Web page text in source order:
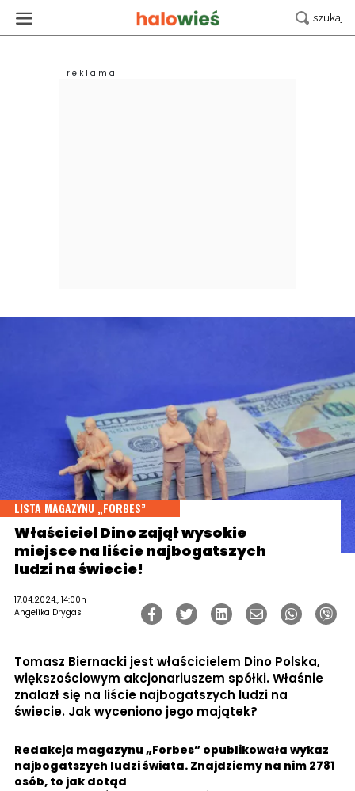
LISTA MAGAZYNU „FORBES”
Właściciel Dino zajął wysokie
miejsce na liście najbogatszych
ludzi na świecie!
17.04.2024., 14:00h
Angelika Drygas
Tomasz Biernacki jest właścicielem Dino Polska,
większościowym akcjonariuszem spółki. Właśnie
znalazł się na liście najbogatszych ludzi na
świecie. Jak wyceniono jego majątek?
Redakcja magazynu „Forbes” opublikowała wykaz
najbogatszych ludzi świata. Znajdziemy na nim 2781
osób, to jak dotąd